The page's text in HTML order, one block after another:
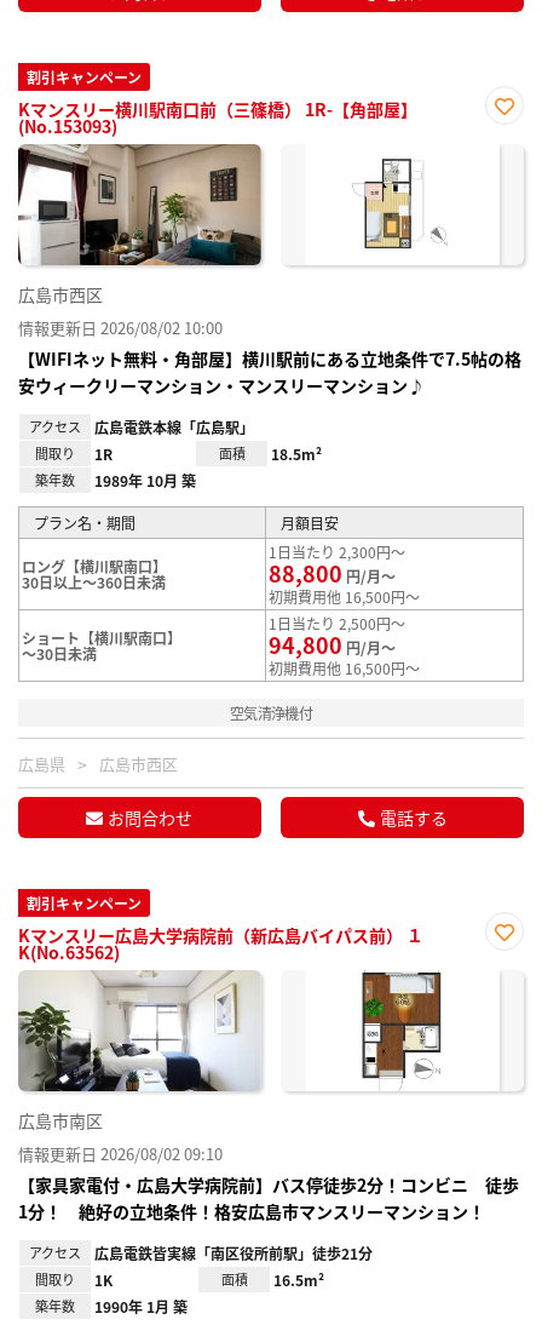
割引キャンペーン
Kマンスリー横川駅南口前（三篠橋） 1R-【角部屋】
(No.153093)
に入
広島市西区
情報更新日 2026/08/02 10:00
【WIFIネット無料・角部屋】横川駅前にある立地条件で7.5帖の格
安ウィークリーマンション・マンスリーマンション♪
アクセス 広島電鉄本線「広島駅」
間取り 1R 面積 18.5m²
築年数 1989年 10月 築
プラン名・期間 月額目安
ロング【横川駅南口】
30日以上～360日未満
1日当たり 2,300円～
88,800 円/月～
初期費用他 16,500円～
ショート【横川駅南口】
～30日未満
1日当たり 2,500円～
94,800 円/月～
初期費用他 16,500円～
空気清浄機付
広島県 広島市西区
お問合わせ 電話する
割引キャンペーン
Kマンスリー広島大学病院前（新広島バイパス前） １
K(No.63562)
に入
広島市南区
情報更新日 2026/08/02 09:10
【家具家電付・広島大学病院前】バス停徒歩2分！コンビニ 徒歩
1分！ 絶好の立地条件！格安広島市マンスリーマンション！
アクセス 広島電鉄皆実線「南区役所前駅」徒歩21分
間取り 1K 面積 16.5m²
築年数 1990年 1月 築